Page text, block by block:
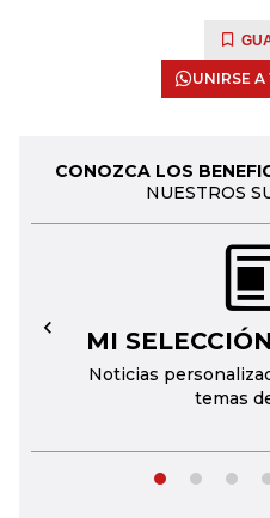
UNIRSE
CONOZCA LOS
NUESTROS
MI
Noticias
temas
←